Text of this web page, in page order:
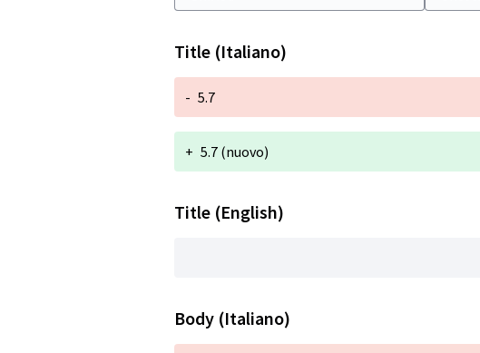
Title (Italiano)
- 5.7
+ 5.7 (nuovo)
Title (English)
Body (Italiano)